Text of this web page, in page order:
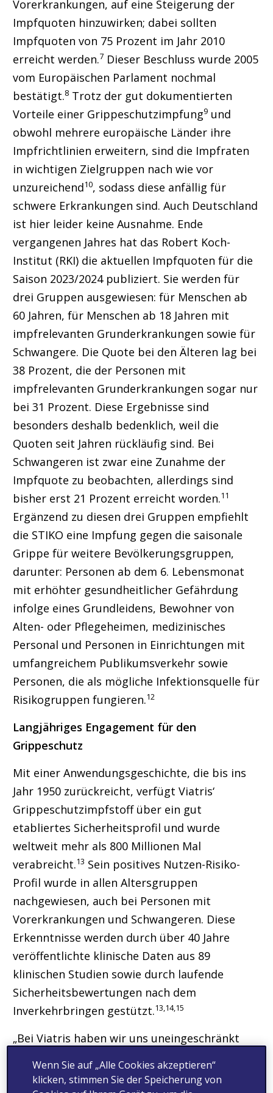
Vorerkrankungen, auf eine Steigerung der
Impfquoten hinzuwirken; dabei sollten
Impfquoten von 75 Prozent im Jahr 2010
erreicht werden.7 Dieser Beschluss wurde 2005
vom Europäischen Parlament nochmal
bestätigt.8 Trotz der gut dokumentierten
Vorteile einer Grippeschutzimpfung9 und
obwohl mehrere europäische Länder ihre
Impfrichtlinien erweitern, sind die Impfraten
in wichtigen Zielgruppen nach wie vor
unzureichend10, sodass diese anfällig für
schwere Erkrankungen sind. Auch Deutschland
ist hier leider keine Ausnahme. Ende
vergangenen Jahres hat das Robert Koch-
Institut (RKI) die aktuellen Impfquoten für die
Saison 2023/2024 publiziert. Sie werden für
drei Gruppen ausgewiesen: für Menschen ab
60 Jahren, für Menschen ab 18 Jahren mit
impfrelevanten Grunderkrankungen sowie für
Schwangere. Die Quote bei den Älteren lag bei
38 Prozent, die der Personen mit
impfrelevanten Grunderkrankungen sogar nur
bei 31 Prozent. Diese Ergebnisse sind
besonders deshalb bedenklich, weil die
Quoten seit Jahren rückläufig sind. Bei
Schwangeren ist zwar eine Zunahme der
Impfquote zu beobachten, allerdings sind
bisher erst 21 Prozent erreicht worden.11
Ergänzend zu diesen drei Gruppen empfiehlt
die STIKO eine Impfung gegen die saisonale
Grippe für weitere Bevölkerungsgruppen,
darunter: Personen ab dem 6. Lebensmonat
mit erhöhter gesundheitlicher Gefährdung
infolge eines Grundleidens, Bewohner von
Alten- oder Pflegeheimen, medizinisches
Personal und Personen in Einrichtungen mit
umfangreichem Publikumsverkehr sowie
Personen, die als mögliche Infektionsquelle für
Risikogruppen fungieren.12
Langjähriges Engagement für den
Grippeschutz
Mit einer Anwendungsgeschichte, die bis ins
Jahr 1950 zurückreicht, verfügt Viatris‘
Grippeschutzimpfstoff über ein gut
etabliertes Sicherheitsprofil und wurde
weltweit mehr als 800 Millionen Mal
verabreicht.13 Sein positives Nutzen-Risiko-
Profil wurde in allen Altersgruppen
nachgewiesen, auch bei Personen mit
Vorerkrankungen und Schwangeren. Diese
Erkenntnisse werden durch über 40 Jahre
veröffentlichte klinische Daten aus 89
klinischen Studien sowie durch laufende
Sicherheitsbewertungen nach dem
Inverkehrbringen gestützt.13,14,15
„Bei Viatris haben wir uns uneingeschränkt
zu erfüllen und gleichzeitig die höchsten
Wenn Sie auf „Alle Cookies akzeptieren“
klicken, stimmen Sie der Speicherung von